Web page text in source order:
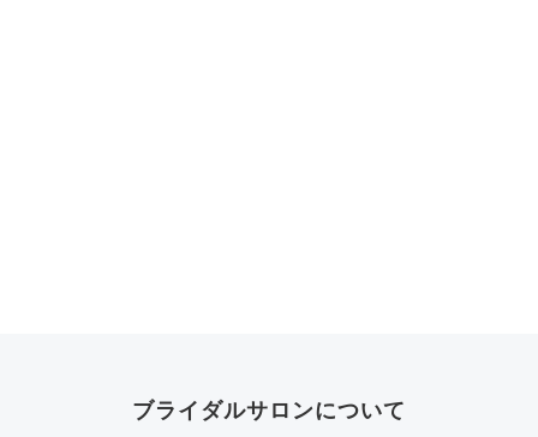
ブライダルサロンについて